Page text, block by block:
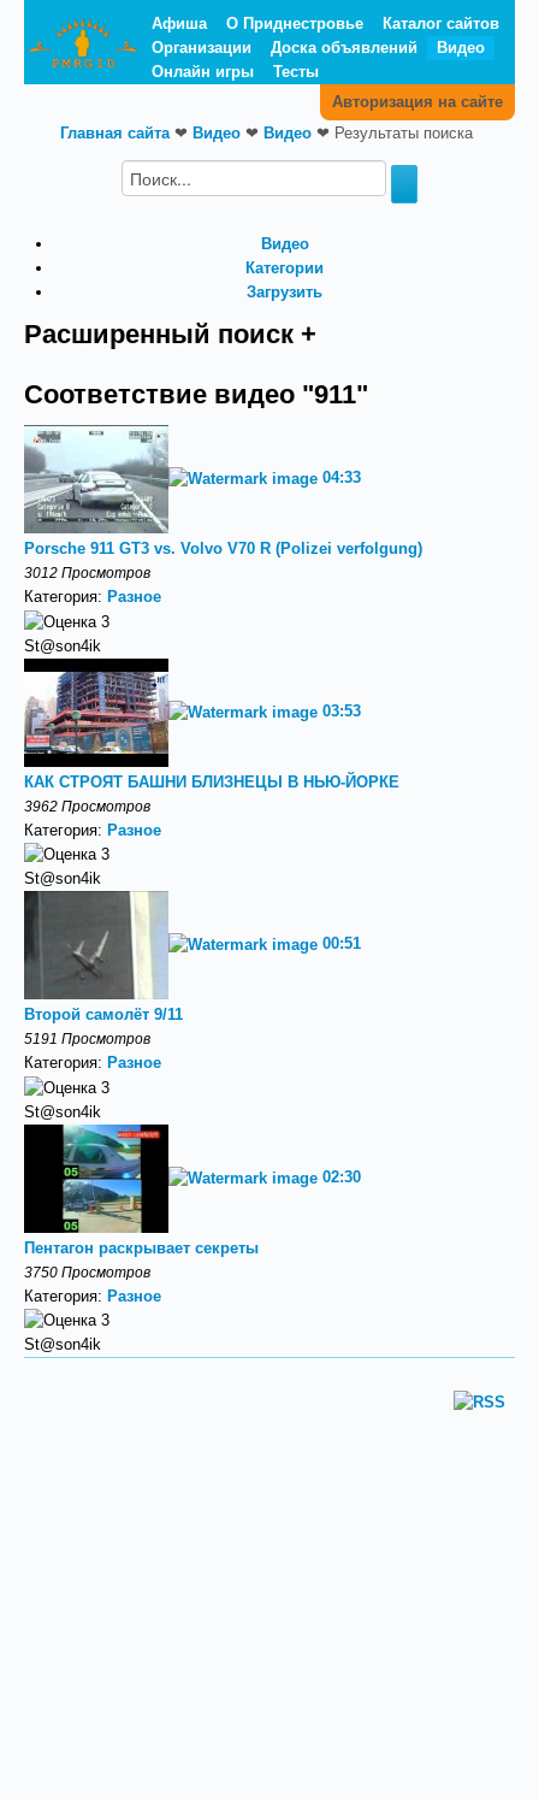
Афиша О Приднестровье
Каталог сайтов
Организации
Доска объявлений
Видео
Онлайн игры
Тесты
Авторизация на сайте
Главная сайта❤ Видео ❤ Видео ❤ Результаты поиска
Видео
Категории
Загрузить
Расширенный поиск +
Соответствие видео "911"
04:33
Porsche 911 GT3 vs. Volvo V70 R (Polizei verfolgung)
3012 Просмотров
Категория: Разное
St@son4ik
03:53
КАК СТРОЯТ БАШНИ БЛИЗНЕЦЫ В НЬЮ-ЙОРКЕ
3962 Просмотров
Категория: Разное
St@son4ik
00:51
Второй самолёт 9/11
5191 Просмотров
Категория: Разное
St@son4ik
02:30
Пентагон раскрывает секреты
3750 Просмотров
Категория: Разное
St@son4ik